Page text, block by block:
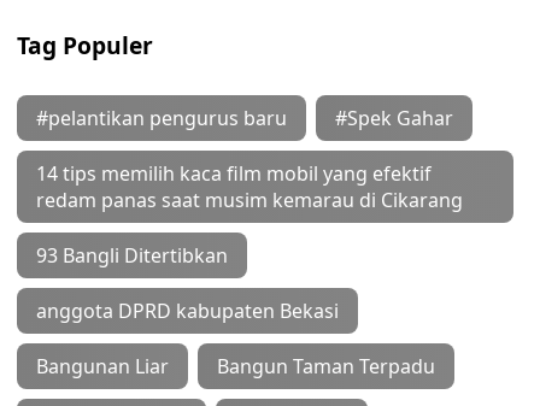
Tag Populer
#pelantikan pengurus baru #Spek Gahar
14 tips memilih kaca film mobil yang efektif
redam panas saat musim kemarau di Cikarang
93 Bangli Ditertibkan
anggota DPRD kabupaten Bekasi
Bangunan Liar Bangun Taman Terpadu